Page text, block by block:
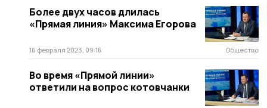
Более двух часов длилась
«Прямая линия» Максима Егорова
16 февраля 2023, 09:16 Общество
Во время «Прямой линии»
ответили на вопрос котовчанки